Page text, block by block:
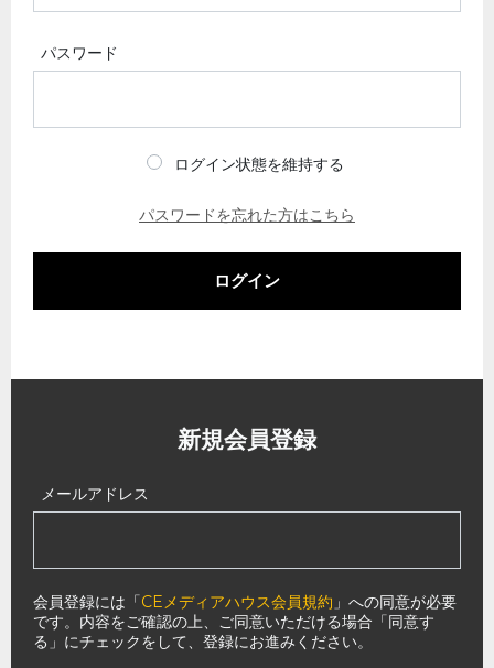
パスワード
ログイン状態を維持する
パスワードを忘れた方はこちら
ログイン
新規会員登録
メールアドレス
会員登録には「CEメディアハウス会員規約 」への同意が必要
です。内容をご確認の上、ご同意いただける場合「同意す
る」にチェックをして、登録にお進みください。